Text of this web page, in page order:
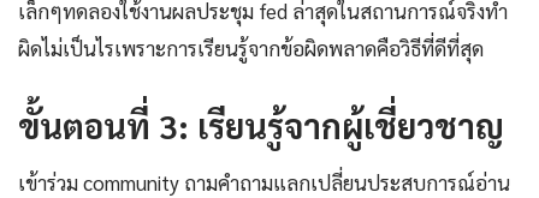
เล็กๆทดลองใช้งานผลประชุม fed ล่าสุดในสถานการณ์จริงทำ
ผิดไม่เป็นไรเพราะการเรียนรู้จากข้อผิดพลาดคือวิธีที่ดีที่สุด
ขั้นตอนที่ 3: เรียนรู้จากผู้เชี่ยวชาญ
เข้าร่วม community ถามคำถามแลกเปลี่ยนประสบการณ์อ่าน